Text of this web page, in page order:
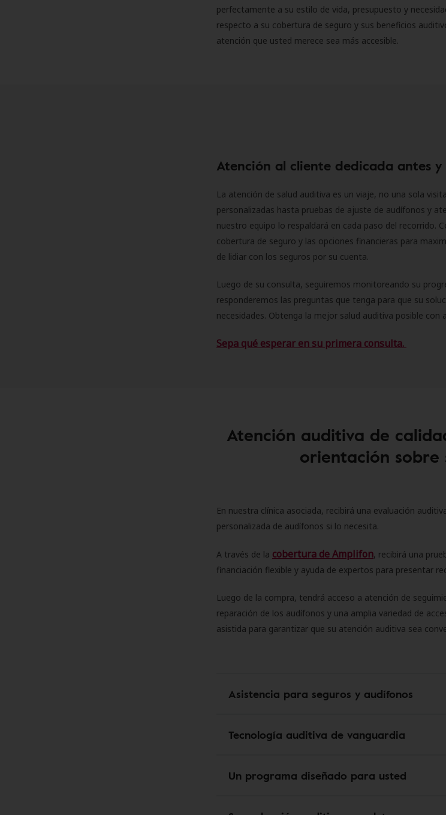
perfectamente a su estilo de vida, presupuesto y
respecto a su cobertura de seguro y sus beneficios
atención que usted merece sea más accesible.
Atención al cliente dedicada antes y
La atención de salud auditiva es un viaje, no una sola
personalizadas hasta pruebas de ajuste de audífonos y
nuestro equipo lo respaldará en cada paso del recorrido.
cobertura de seguro y las opciones financieras para
de lidiar con los seguros por su cuenta.
Luego de su consulta, seguiremos monitoreando su
responderemos las preguntas que tenga para que su
necesidades. Obtenga la mejor salud auditiva posible con
Sepa qué esperar en su primera consulta.
Atención auditiva de
orientación sobre
En nuestra clínica asociada, recibirá una evaluación
personalizada de audífonos si lo necesita.
A través de la cobertura de Amplifon, recibirá una
financiación flexible y ayuda de expertos para presentar
Luego de la compra, tendrá acceso a atención de
reparación de los audífonos y una amplia variedad de
asistida para garantizar que su atención auditiva sea
Asistencia para seguros y audífonos
Tecnología auditiva de vanguardia
Un programa diseñado para usted